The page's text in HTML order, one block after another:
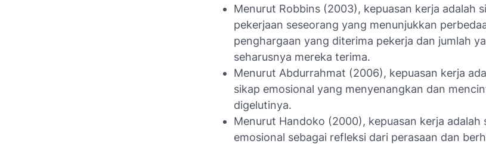
Menurut Robbins (2003), kepuasan kerja adalah
pekerjaan seseorang yang menunjukkan
penghargaan yang diterima pekerja dan jumlah
seharusnya mereka terima.
Menurut Abdurrahmat (2006), kepuasan kerja
sikap emosional yang menyenangkan dan
digelutinya.
Menurut Handoko (2000), kepuasan kerja adalah
emosional sebagai refleksi dari perasaan dan